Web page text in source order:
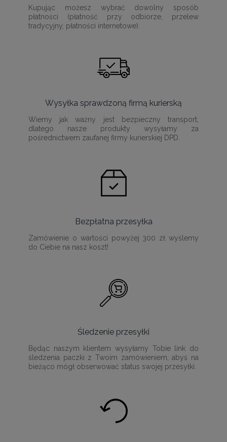
Kupując możesz wybrać dowolny sposób
płatności (płatność przy odbiorze, przelew
tradycyjny, płatności internetowe).
Wysyłka sprawdzoną firmą kurierską
Wiemy jak ważny jest bezpieczny transport,
dlatego nasze produkty wysyłamy za
pośrednictwem zaufanej firmy kurierskiej DPD.
Bezpłatna przesyłka
Zamówienie o wartości powyżej 300 zł wyślemy
do Ciebie na nasz koszt!
Śledzenie przesyłki
Będąc naszym klientem wysyłamy Tobie link do
śledzenia paczki z Twoim zamówieniem, abyś na
bieżąco mógł obserwować status swojej przesyłki.